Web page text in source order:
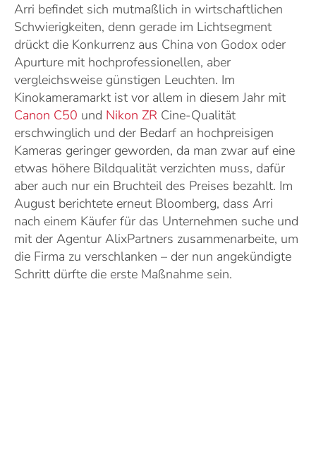
Arri befindet sich mutmaßlich in wirtschaftlichen
Schwierigkeiten, denn gerade im Lichtsegment
drückt die Konkurrenz aus China von Godox oder
Apurture mit hochprofessionellen, aber
vergleichsweise günstigen Leuchten. Im
Kinokameramarkt ist vor allem in diesem Jahr mit
Canon C50 und Nikon ZR Cine-Qualität
erschwinglich und der Bedarf an hochpreisigen
Kameras geringer geworden, da man zwar auf eine
etwas höhere Bildqualität verzichten muss, dafür
aber auch nur ein Bruchteil des Preises bezahlt. Im
August berichtete erneut Bloomberg, dass Arri
nach einem Käufer für das Unternehmen suche und
mit der Agentur AlixPartners zusammenarbeite, um
die Firma zu verschlanken – der nun angekündigte
Schritt dürfte die erste Maßnahme sein.